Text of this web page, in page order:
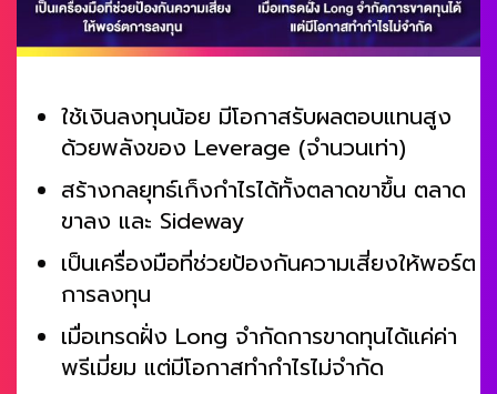
ใช้เงินลงทุนน้อย มีโอกาสรับผลตอบแทนสูง
ด้วยพลังของ Leverage (จำนวนเท่า)
สร้างกลยุทธ์เก็งกำไรได้ทั้งตลาดขาขึ้น ตลาด
ขาลง และ Sideway
เป็นเครื่องมือที่ช่วยป้องกันความเสี่ยงให้พอร์ต
การลงทุน
เมื่อเทรดฝั่ง Long จำกัดการขาดทุนได้แค่ค่า
พรีเมี่ยม แต่มีโอกาสทำกำไรไม่จำกัด